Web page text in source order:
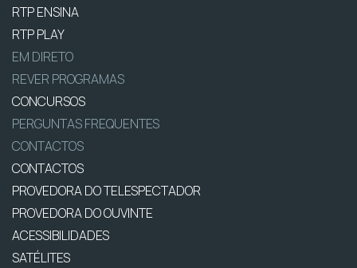
RTP ENSINA
RTP PLAY
EM DIRETO
REVER PROGRAMAS
CONCURSOS
PERGUNTAS FREQUENTES
CONTACTOS
CONTACTOS
PROVEDORA DO TELESPECTADOR
PROVEDORA DO OUVINTE
ACESSIBILIDADES
SATÉLITES